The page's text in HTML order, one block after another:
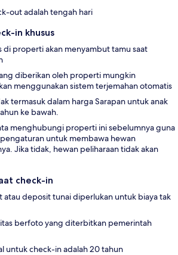
out adalah tengah hari
in khusus
di properti akan menyambut tamu saat
diberikan oleh properti mungkin
menggunakan sistem terjemahan otomatis
termasuk dalam harga Sarapan untuk anak
ke bawah.
menghubungi properti ini sebelumnya guna
untuk membawa hewan
Jika tidak, hewan peliharaan tidak akan
check-in
atau deposit tunai diperlukan untuk biaya tak
berfoto yang diterbitkan pemerintah
untuk check-in adalah 20 tahun